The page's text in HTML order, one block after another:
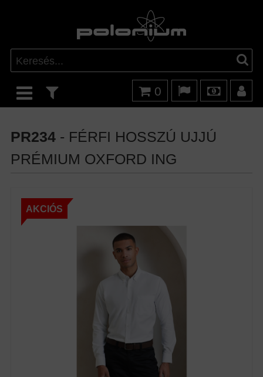
0
PR234- FÉRFI HOSSZÚ UJJÚ
PRÉMIUM OXFORD ING
AKCIÓS